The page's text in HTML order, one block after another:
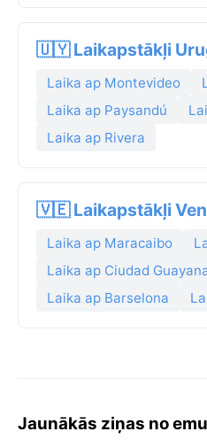
🇺🇾 Laikapstākļi
Laika ap Montevideo
Laika ap Paysandú
Laika ap Rivera
🇻🇪 Laikapstākļi
Laika ap Maracaibo
Laika ap Ciudad
Laika ap Barselona
Jaunākās ziņas no